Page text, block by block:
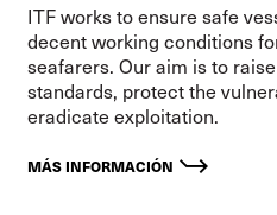
ITF works to ensure safe
decent working conditions
seafarers. Our aim is to raise
standards, protect the
eradicate exploitation.
MÁS INFORMACIÓN